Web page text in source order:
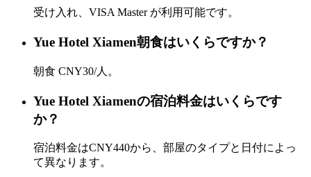
受け入れ、VISA Master が利用可能です。
Yue Hotel Xiamen朝食はいくらですか？
朝食 CNY30/人。
Yue Hotel Xiamenの宿泊料金はいくらです
か？
宿泊料金はCNY440から、部屋のタイプと日付によっ
て異なります。